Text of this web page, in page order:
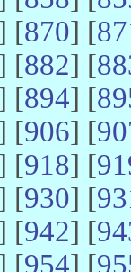
[870] [
[882] [
[894] [
[906] [
[918] [
[930] [
[942] [
[954] [